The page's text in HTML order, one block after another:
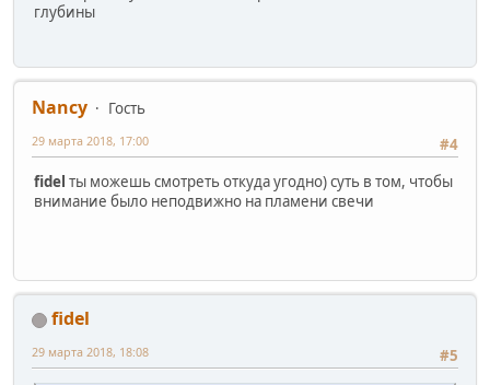
глубины
Nancy
Гость
#4
29 марта 2018, 17:00
fidel ты можешь смотреть откуда угодно) суть в том, чтобы
внимание было неподвижно на пламени свечи
fidel
#5
29 марта 2018, 18:08